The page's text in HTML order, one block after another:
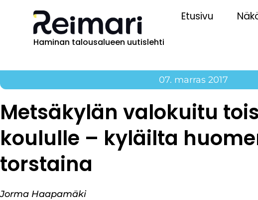
Haminan talousalueen uutislehti
Etusivu
07. marras 2017
Metsäkylän valokuitu
koululle – kyläilta
torstaina
Jorma Haapamäki